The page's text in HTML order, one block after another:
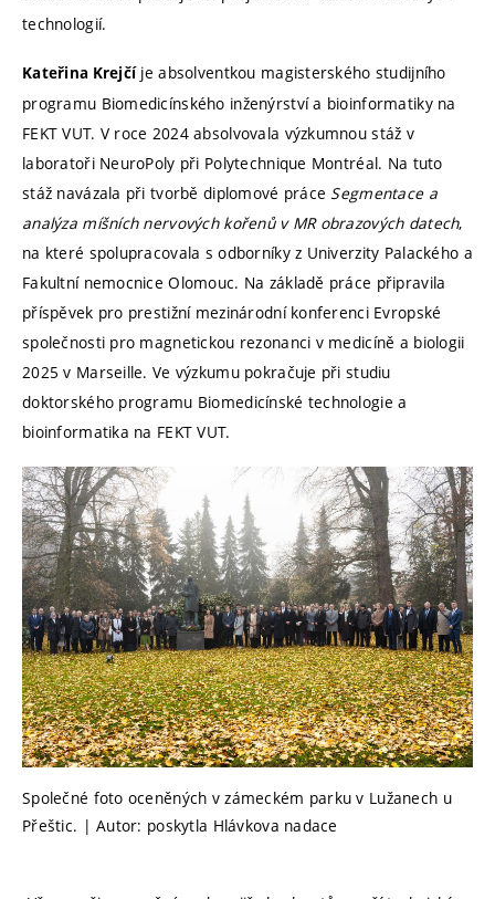
technologií.
Kateřina Krejčíje absolventkou magisterského studijního
programu Biomedicínského inženýrství a bioinformatiky na
FEKT VUT. V roce 2024 absolvovala výzkumnou stáž v
laboratoři NeuroPoly při Polytechnique Montréal. Na tuto
stáž navázala při tvorbě diplomové práce Segmentace a
analýza míšních nervových kořenů v MR obrazových datech,
na které spolupracovala s odborníky z Univerzity Palackého a
Fakultní nemocnice Olomouc. Na základě práce připravila
příspěvek pro prestižní mezinárodní konferenci Evropské
společnosti pro magnetickou rezonanci v medicíně a biologii
2025 v Marseille. Ve výzkumu pokračuje při studiu
doktorského programu Biomedicínské technologie a
bioinformatika na FEKT VUT.
Společné foto oceněných v zámeckém parku v Lužanech u
Přeštic. | Autor: poskytla Hlávkova nadace